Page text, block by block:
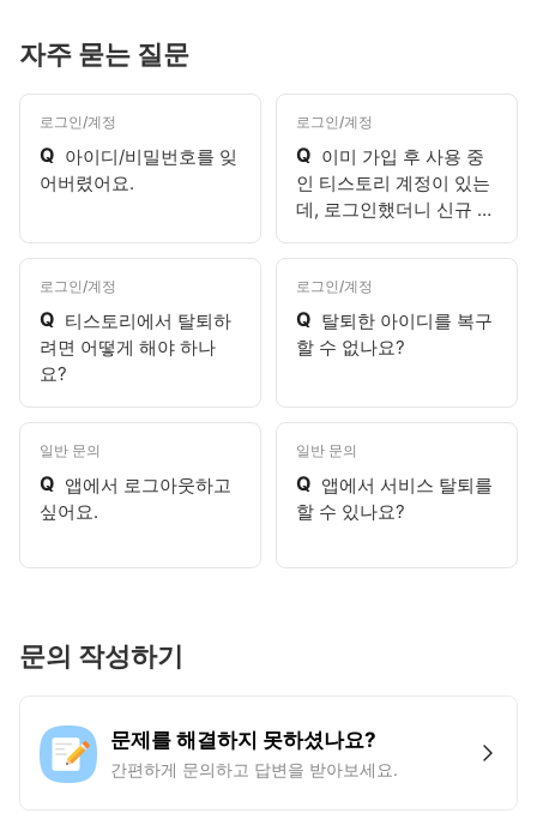
자주 묻는 질문
로그인/계정
Q 아이디/비밀번호를 잊
어버렸어요.
로그인/계정
Q 이미 가입 후 사용 중
인 티스토리 계정이 있는
데, 로그인했더니 신규 가
로그인/계정
Q 티스토리에서 탈퇴하
려면 어떻게 해야 하나
요?
로그인/계정
Q 탈퇴한 아이디를 복구
할 수 없나요?
일반 문의
Q 앱에서 로그아웃하고
싶어요.
일반 문의
Q 앱에서 서비스 탈퇴를
할 수 있나요?
문의 작성하기
문제를 해결하지 못하셨나요?
간편하게 문의하고 답변을 받아보세요.